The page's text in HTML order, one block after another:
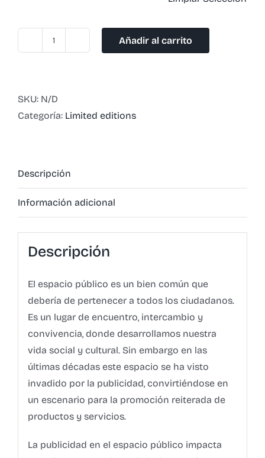
Añadir al carrito
SKU: N/D
Categoría: Limited editions
Descripción
Información adicional
Descripción
El espacio público es un bien común que
debería de pertenecer a todos los ciudadanos.
Es un lugar de encuentro, intercambio y
convivencia, donde desarrollamos nuestra
vida social y cultural. Sin embargo en las
últimas décadas este espacio se ha visto
invadido por la publicidad, convirtiéndose en
un escenario para la promoción reiterada de
productos y servicios.
La publicidad en el espacio público impacta